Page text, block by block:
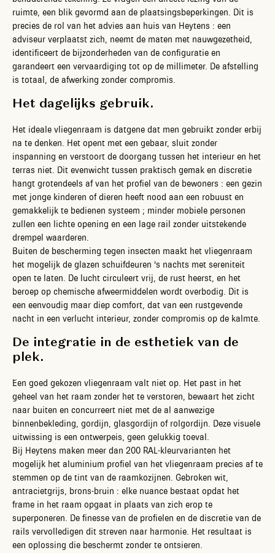
ruimte, een blik gevormd aan de plaatsingsbeperkingen. Dit is
precies de rol van het advies aan huis van Heytens : een
adviseur verplaatst zich, neemt de maten met nauwgezetheid,
identificeert de bijzonderheden van de configuratie en
garandeert een vervaardiging tot op de millimeter. De afstelling
is totaal, de afwerking zonder compromis.
Het dagelijks gebruik.
Het ideale vliegenraam is datgene dat men gebruikt zonder erbij
na te denken. Het opent met een gebaar, sluit zonder
inspanning en verstoort de doorgang tussen het interieur en het
terras niet. Dit evenwicht tussen praktisch gemak en discretie
hangt grotendeels af van het profiel van de bewoners : een gezin
met jonge kinderen of dieren heeft nood aan een robuust en
gemakkelijk te bedienen systeem ; minder mobiele personen
zullen een lichte opening en een lage rail zonder uitstekende
drempel waarderen.
Buiten de bescherming tegen insecten maakt het vliegenraam
het mogelijk de glazen schuifdeuren 's nachts met sereniteit
open te laten. De lucht circuleert vrij, de rust heerst, en het
beroep op chemische afweermiddelen wordt overbodig. Dit is
een eenvoudig maar diep comfort, dat van een rustgevende
nacht in een verlucht interieur, zonder compromis op de kalmte.
De integratie in de esthetiek van de
plek.
Een goed gekozen vliegenraam valt niet op. Het past in het
geheel van het raam zonder het te verstoren, bewaart het zicht
naar buiten en concurreert niet met de al aanwezige
binnenbekleding, gordijn, glasgordijn of rolgordijn. Deze visuele
uitwissing is een ontwerpeis, geen gelukkig toeval.
Bij Heytens maken meer dan 200 RAL-kleurvarianten het
mogelijk het aluminium profiel van het vliegenraam precies af te
stemmen op de tint van de raamkozijnen. Gebroken wit,
antracietgrijs, brons-bruin : elke nuance bestaat opdat het
frame in het raam opgaat in plaats van zich erop te
superponeren. De finesse van de profielen en de discretie van de
rails vervolledigen dit streven naar harmonie. Het resultaat is
een oplossing die beschermt zonder te ontsieren.